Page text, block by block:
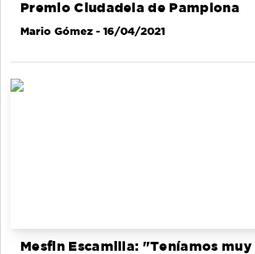
Premio Ciudadela de Pamplona
Mario Gómez - 16/04/2021
Mesfin Escamilla: "Teníamos muy